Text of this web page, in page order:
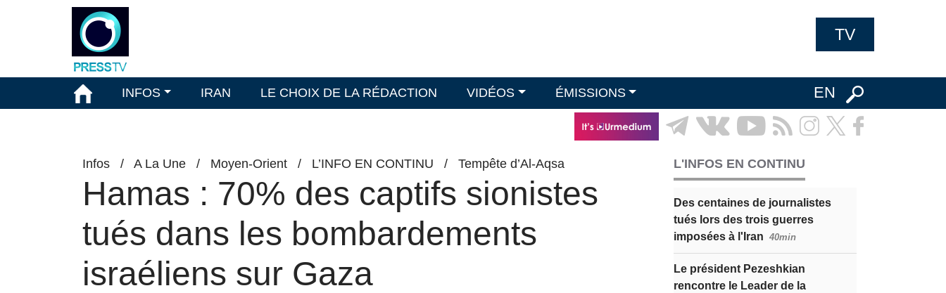
TV
INFOS IRAN LE CHOIX DE LA RÉDACTION VIDÉOS ÉMISSIONS EN
Infos / A La Une / Moyen-Orient / L’INFO EN CONTINU / Tempête d’Al-Aqsa
Hamas : 70% des captifs sionistes
tués dans les bombardements
israéliens sur Gaza
L'INFOS EN CONTINU
Des centaines de journalistes
tués lors des trois guerres
imposées à l'Iran 40min
Le président Pezeshkian
rencontre le Leader de la